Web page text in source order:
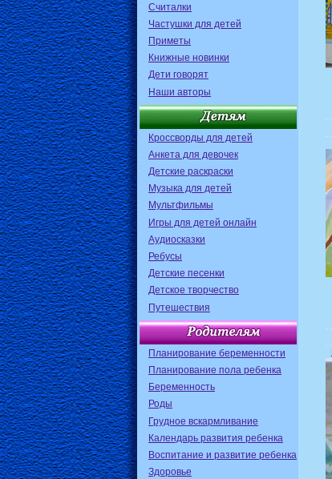
Считалки
Частушки для детей
Приметы
Книжные новинки
Дети говорят
Наши авторы
Кроссворды для детей
Анкета для девочек
Детские раскраски
Музыка для детей
Мультфильмы
Игры для детей онлайн
Аудиосказки
Ребусы
Детские песенки
Детское творчество
Путешествия
Планирование беременности
Планирование пола ребенка
Беременность
Роды
Грудное вскармливание
Календарь развития ребенка
Воспитание и развитие ребенка
Здоровье